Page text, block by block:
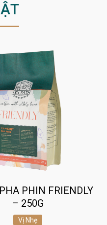
PHIN FRIENDLY
– 250G
Vị Nhẹ